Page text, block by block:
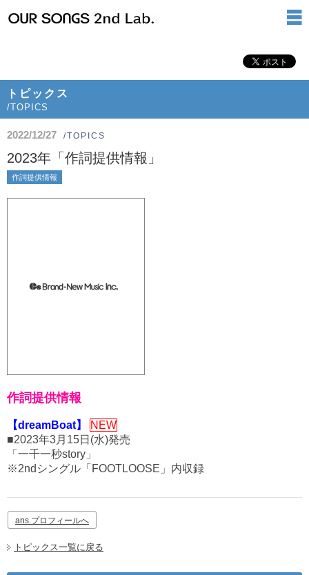
トピックス
/TOPICS
2022/12/27 /TOPICS
2023年「作詞提供情報」
作詞提供情報
作詞提供情報
【dreamBoat】
NEW
■2023年3月15日(水)発売
「一千一秒story」
※2ndシングル「FOOTLOOSE」内収録
ans.プロフィールへ
トピックス一覧に戻る